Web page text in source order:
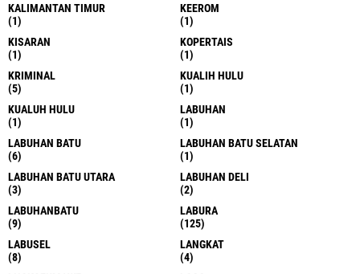
KALIMANTAN TIMUR
(1)
KEEROM
(1)
KISARAN
(1)
KOPERTAIS
(1)
KRIMINAL
(5)
KUALIH HULU
(1)
KUALUH HULU
(1)
LABUHAN
(1)
LABUHAN BATU
(6)
LABUHAN BATU SELATAN
(1)
LABUHAN BATU UTARA
(3)
LABUHAN DELI
(2)
LABUHANBATU
(9)
LABURA
(125)
LABUSEL
(8)
LANGKAT
(4)